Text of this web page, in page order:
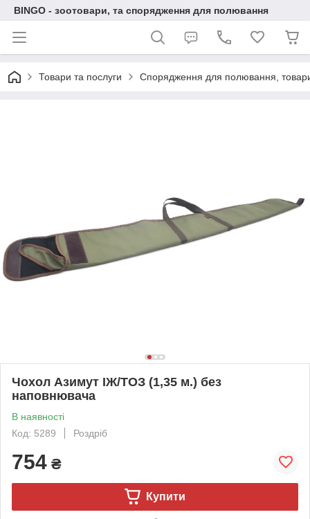
BINGO - зоотовари, та спорядження для полювання
Товари та послуги Спорядження для полювання,
Чохол Азимут ІЖ/ТОЗ (1,35 м.) без
наповнювача
В наявності
Код: 5289
Роздріб
754 ₴
Купити